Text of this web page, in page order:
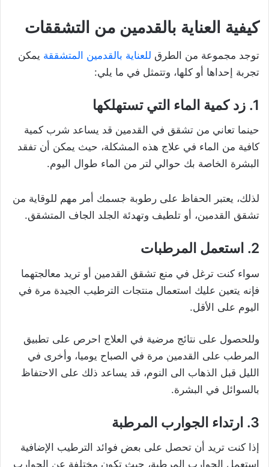
كيفية العناية بالقدمين من التشققات
توجد مجموعة من الطرق للعناية بالقدمين المتشققة يمكن
تجربة إحداها أو كلها، وتتمثل في ما يلي:
1. زد كمية الماء التي تستهلكها
حينما تعاني من تشقق في القدمين قد يساعد شرب كمية
كافية من الماء في علاج هذه المشكلة، حيث يمكن أن تفقد
البشرة الخاصة بك حوالي لتر من الماء طوال اليوم.
لذلك، يعتبر الحفاظ على رطوبة جسمك أمر مهم للوقاية من
تشقق القدمين، أو تلطيف وتهدئة الجلد الجاف المتشقق.
2. استعمل المرطبات
سواء كنت ترغل في منع تشقق القدمين أو تريد معالجتهما
فإنه يتعين عليك استعمال منتجات الترطيب الجيدة مرة في
اليوم على الأقل.
وللحصول على نتائج مرضية في العلاج احرص على تطبيق
المرطب على القدمين مرة في الصباح يوميا، وأخرى ​​في
الليل قبل الذهاب الى النوم، قد يساعد ذلك على الاحتفاظ
بالسوائل في البشرة.
3. ارتداء الجوارب المرطبة
إذا كنت تريد أن تحصل على بعض فوائد الترطيب الإضافية
استعمل الجوارب المرطبة، حيث تكون مختلفة عن الجوارب